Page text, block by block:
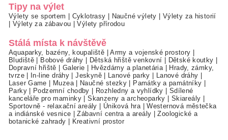
Tipy na výlet
Výlety se sportem Cyklotrasy Naučné výlety
Výlety za historií
Výlety za zábavou |Výlety přírodou
Stálá místa k návštěvě
Aquaparky, bazény, koupaliště |Army a vojenské prostory
Bludiště
Bobové dráhy Dětská hřiště venkovní Dětské koutky
Dopravní hřiště
Galerie Hvězdárny a planetária
Hrady, zámky,
tvrze| In-line dráhy |Jeskyně| Lanové parky Lanové dráhy
Laser Game
Muzea| Naučné stezky Památky a památníky
Parky| Podzemní chodby Rozhledny a vyhlídky
Sdílené
kanceláře pro maminky |Skanzeny a archeoparky Skiareály
Sportovně - relaxační areály
Úniková hra |Westernová městečka
a indiánské vesnice |Zábavní centra a areály |Zoologické a
botanické zahrady
Kreativní prostor